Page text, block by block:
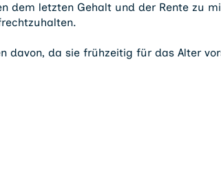
dem letzten Gehalt und der Rente zu
davon, da sie frühzeitig für das Alter